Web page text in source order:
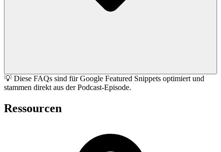
💡 Diese FAQs sind für Google Featured Snippets optimiert und
stammen direkt aus der Podcast-Episode.
Ressourcen